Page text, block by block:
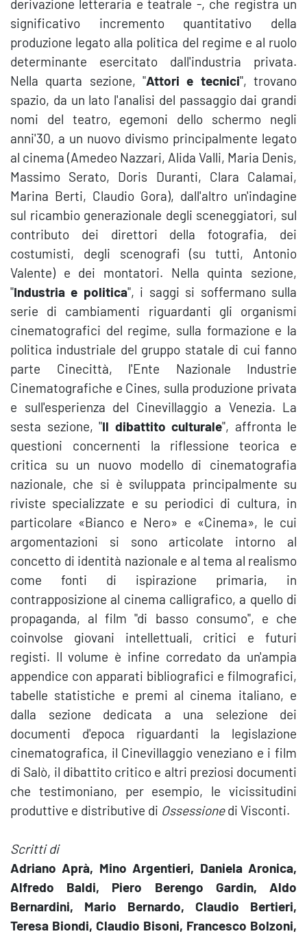
derivazione letteraria e teatrale -, che registra un
significativo incremento quantitativo della
produzione legato alla politica del regime e al ruolo
determinante esercitato dall'industria privata.
Nella quarta sezione, "Attori e tecnici", trovano
spazio, da un lato l'analisi del passaggio dai grandi
nomi del teatro, egemoni dello schermo negli
anni'30, a un nuovo divismo principalmente legato
al cinema (Amedeo Nazzari, Alida Valli, Maria Denis,
Massimo Serato, Doris Duranti, Clara Calamai,
Marina Berti, Claudio Gora), dall'altro un'indagine
sul ricambio generazionale degli sceneggiatori, sul
contributo dei direttori della fotografia, dei
costumisti, degli scenografi (su tutti, Antonio
Valente) e dei montatori. Nella quinta sezione,
"Industria e politica", i saggi si soffermano sulla
serie di cambiamenti riguardanti gli organismi
cinematografici del regime, sulla formazione e la
politica industriale del gruppo statale di cui fanno
parte Cinecittà, l'Ente Nazionale Industrie
Cinematografiche e Cines, sulla produzione privata
e sull'esperienza del Cinevillaggio a Venezia. La
sesta sezione, "Il dibattito culturale", affronta le
questioni concernenti la riflessione teorica e
critica su un nuovo modello di cinematografia
nazionale, che si è sviluppata principalmente su
riviste specializzate e su periodici di cultura, in
particolare «Bianco e Nero» e «Cinema», le cui
argomentazioni si sono articolate intorno al
concetto di identità nazionale e al tema al realismo
come fonti di ispirazione primaria, in
contrapposizione al cinema calligrafico, a quello di
propaganda, al film "di basso consumo", e che
coinvolse giovani intellettuali, critici e futuri
registi. Il volume è infine corredato da un'ampia
appendice con apparati bibliografici e filmografici,
tabelle statistiche e premi al cinema italiano, e
dalla sezione dedicata a una selezione dei
documenti d'epoca riguardanti la legislazione
cinematografica, il Cinevillaggio veneziano e i film
di Salò, il dibattito critico e altri preziosi documenti
che testimoniano, per esempio, le vicissitudini
produttive e distributive di Ossessionedi Visconti.
Scritti di
Adriano Aprà, Mino Argentieri, Daniela Aronica,
Alfredo Baldi, Piero Berengo Gardin, Aldo
Bernardini, Mario Bernardo, Claudio Bertieri,
Teresa Biondi, Claudio Bisoni, Francesco Bolzoni,